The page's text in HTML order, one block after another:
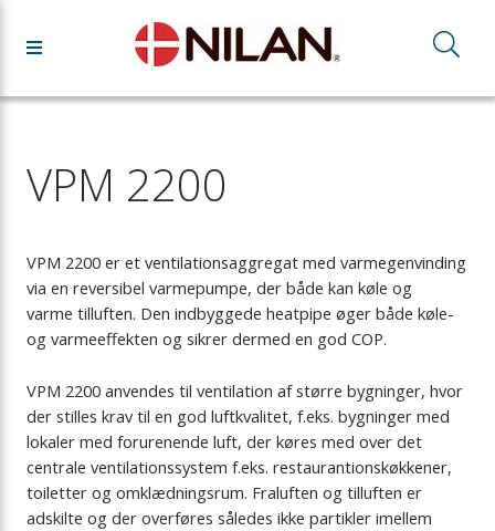
VPM 2200
VPM 2200 er et ventilationsaggregat med varmegenvinding
via en reversibel varmepumpe, der både kan køle og
varme tilluften. Den indbyggede heatpipe øger både køle-
og varmeeffekten og sikrer dermed en god COP.
VPM 2200 anvendes til ventilation af større bygninger, hvor
der stilles krav til en god luftkvalitet, f.eks. bygninger med
lokaler med forurenende luft, der køres med over det
centrale ventilationssystem f.eks. restaurantionskøkkener,
toiletter og omklædningsrum. Fraluften og tilluften er
adskilte og der overføres således ikke partikler imellem